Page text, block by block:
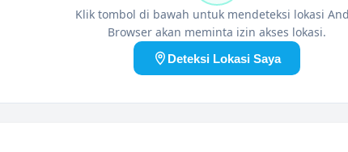
Klik tombol di bawah untuk mendeteksi lokasi
Browser akan meminta izin akses lokasi.
Deteksi Lokasi Saya